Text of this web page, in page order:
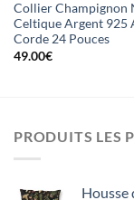
Collier Champignon
Celtique Argent 925
Corde 24 Pouces
49.00€
PRODUITS LES
Housse